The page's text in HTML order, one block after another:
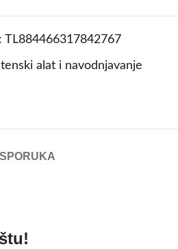
TL884466317842767
alat i navodnjavanje